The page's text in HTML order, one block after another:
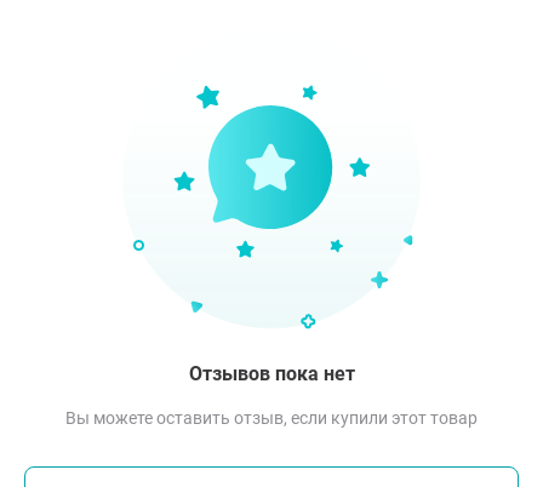
Отзывов пока нет
Вы можете оставить отзыв, если купили этот товар